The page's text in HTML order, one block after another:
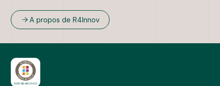
A propos de R4Innov